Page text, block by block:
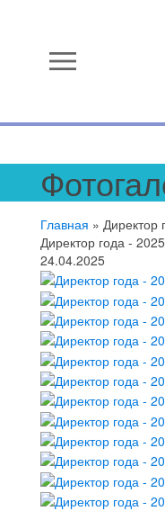
menu
Главная » Директор
Директор года -
24.04.2025